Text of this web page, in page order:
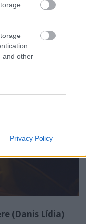
and other
Privacy Policy
pedig igazi kis
a keresztfiát.
AzAranyéletben a
Márk számára.
(Danis Lídia)